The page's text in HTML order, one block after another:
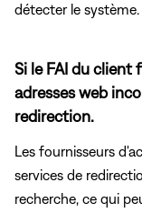
détecter le système.
Si le FAI du client
adresses web
redirection.
Les fournisseurs
services de
recherche, ce qui